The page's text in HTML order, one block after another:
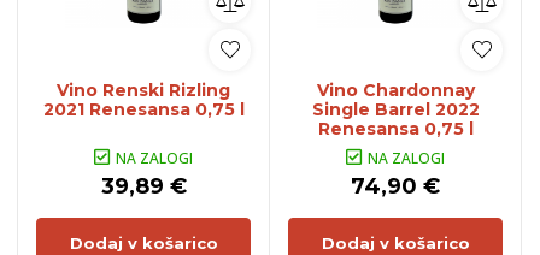
Vino Renski Rizling
2021 Renesansa 0,75 l
NA ZALOGI
39,89 €
Dodaj v košarico
Vino Chardonnay
Single Barrel 2022
Renesansa 0,75 l
NA ZALOGI
74,90 €
Dodaj v košarico